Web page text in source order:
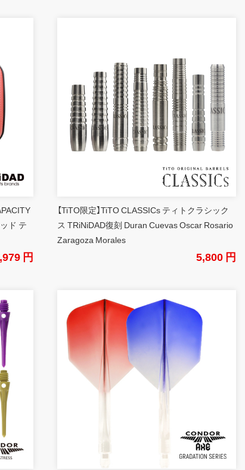
ド テ
円
【TiTO限定】TiTO CLASSICs ティトクラシック
ス TRiNiDAD復刻 Duran Cuevas Oscar Rosario
Zaragoza Morales
5,800 円